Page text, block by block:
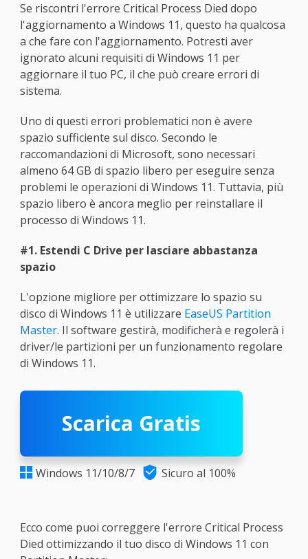
Se riscontri l'errore Critical Process Died dopo
l'aggiornamento a Windows 11, questo ha qualcosa
a che fare con l'aggiornamento. Potresti aver
ignorato alcuni requisiti di Windows 11 per
aggiornare il tuo PC, il che può creare errori di
sistema.
Uno di questi errori problematici non è avere
spazio sufficiente sul disco. Secondo le
raccomandazioni di Microsoft, sono necessari
almeno 64 GB di spazio libero per eseguire senza
problemi le operazioni di Windows 11. Tuttavia, più
spazio libero è ancora meglio per reinstallare il
processo di Windows 11.
#1. Estendi C Drive per lasciare abbastanza
spazio
L'opzione migliore per ottimizzare lo spazio su
disco di Windows 11 è utilizzare EaseUS Partition
Master. Il software gestirà, modificherà e regolerà i
driver/le partizioni per un funzionamento regolare
di Windows 11.
Scarica Gratis
 Windows 11/10/8/7  Sicuro al 100%
Ecco come puoi correggere l'errore Critical Process
Died ottimizzando il tuo disco di Windows 11 con